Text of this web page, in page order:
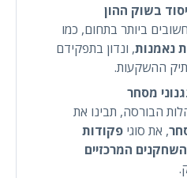
בשוק ההון
ביותר בתחום, כמו
נאמנות, ונדון בתפקידם
ההשקעות.
מסחר
הבורסה, תבינו את
, את סוגי פקודות
השחקנים המרכזיים